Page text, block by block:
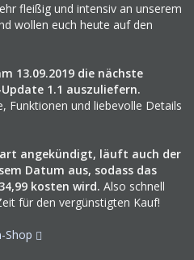
fleißig und intensiv an unserem
wollen euch heute auf den
13.09.2019 die nächste
1.1 auszuliefern.
Funktionen und liebevolle Details
angekündigt, läuft auch der
Datum aus, sodass das
kosten wird. Also schnell
für den vergünstigten Kauf!
Shop